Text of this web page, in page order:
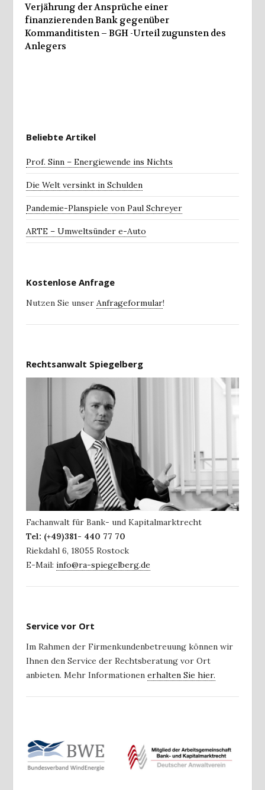
Verjährung der Ansprüche einer
finanzierenden Bank gegenüber
Kommanditisten – BGH -Urteil zugunsten des
Anlegers
Beliebte Artikel
Prof. Sinn – Energiewende ins Nichts
Die Welt versinkt in Schulden
Pandemie-Planspiele von Paul Schreyer
ARTE – Umweltsünder e-Auto
Kostenlose Anfrage
Nutzen Sie unser Anfrageformular!
Rechtsanwalt Spiegelberg
Fachanwalt für Bank- und Kapitalmarktrecht
Tel: (+49)381- 440 77 70
Riekdahl 6, 18055 Rostock
E-Mail: info@ra-spiegelberg.de
Service vor Ort
Im Rahmen der Firmenkundenbetreuung können wir
Ihnen den Service der Rechtsberatung vor Ort
anbieten. Mehr Informationen erhalten Sie hier.